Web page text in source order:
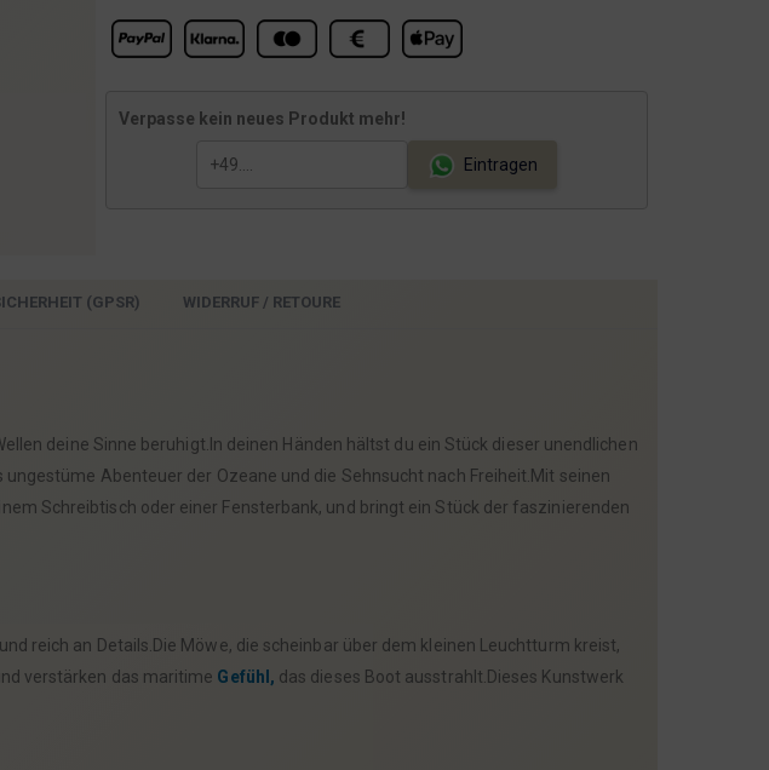
Verpasse kein neues Produkt mehr!
Eintragen
(GPSR) WIDERRUF / RETOURE
deine Sinne beruhigt.In deinen Händen hältst du ein Stück dieser unendlichen
Abenteuer der Ozeane und die Sehnsucht nach Freiheit.Mit seinen
Schreibtisch oder einer Fensterbank, und bringt ein Stück der faszinierenden
und reich an Details.Die Möwe, die scheinbar über dem kleinen Leuchtturm kreist,
verstärken das maritime Gefühl, das dieses Boot ausstrahlt.Dieses Kunstwerk